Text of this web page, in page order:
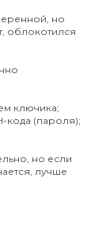
но
облокотился
ключика;
кода (пароля);
но если
лучше